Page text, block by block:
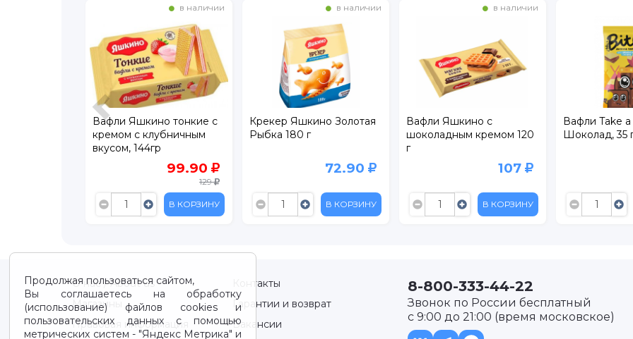
в наличии
Вафли Яшкино тонкие с
кремом с клубничным
вкусом, 144гр
99.90
129
В КОРЗИНУ
в наличии
Крекер Яшкино Золотая
Рыбка 180 г
72.90
В КОРЗИНУ
в наличии
Вафли Яшкино с
шоколадным кремом 120
г
107
В КОРЗИНУ
Вафли Take
Шоколад, 35
Продолжая пользоваться сайтом,
Вы соглашаетесь на обработку
(использование) файлов cookies и
пользовательских данных с помощью
метрических систем - "Яндекс Метрика" и
О нас / About us
Контакты
Магазины
Гарантии и возврат
Правовая информация
Вакансии
8-800-333-44-22
Звонок по России бесплатный
с 9:00 до 21:00 (время московское)